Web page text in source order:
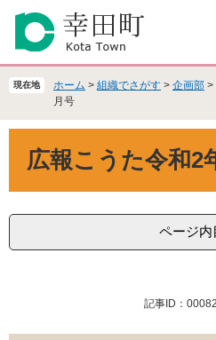
の
で
ー
ば
文
へ
現在地 ホーム > 組織でさがす > 企画部 >
月号
広報こうた令和2
ページ内
記事ID：